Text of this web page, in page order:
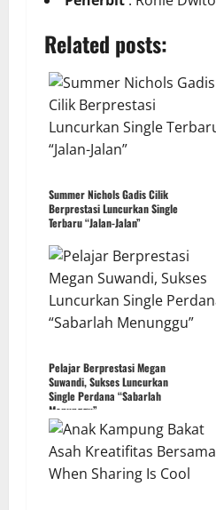
Related posts:
Summer Nichols Gadis Cilik
Berprestasi Luncurkan Single
Terbaru “Jalan-Jalan”
Pelajar Berprestasi Megan
Suwandi, Sukses Luncurkan
Single Perdana “Sabarlah
Menunggu”